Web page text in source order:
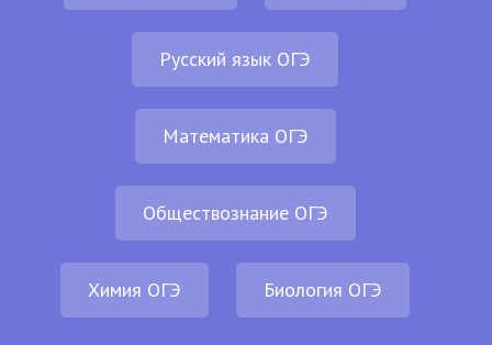
Русский язык ОГЭ
Математика ОГЭ
Обществознание ОГЭ
Химия ОГЭ Биология ОГЭ